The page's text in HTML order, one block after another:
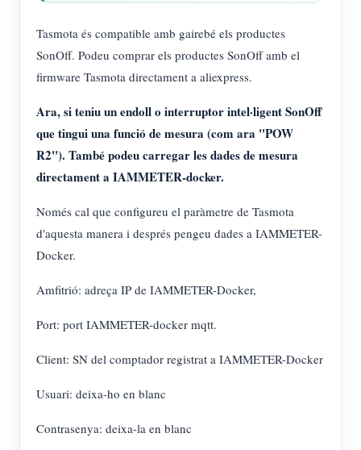
Tasmota és compatible amb gairebé els productes
SonOff. Podeu comprar els productes SonOff amb el
firmware Tasmota directament a aliexpress.
Ara, si teniu un endoll o interruptor intel·ligent SonOff
que tingui una funció de mesura (com ara "POW
R2"). També podeu carregar les dades de mesura
directament a IAMMETER-docker.
Només cal que configureu el paràmetre de Tasmota
d'aquesta manera i després pengeu dades a IAMMETER-
Docker.
Amfitrió: adreça IP de IAMMETER-Docker,
Port: port IAMMETER-docker mqtt.
Client: SN del comptador registrat a IAMMETER-Docker
Usuari: deixa-ho en blanc
Contrasenya: deixa-la en blanc